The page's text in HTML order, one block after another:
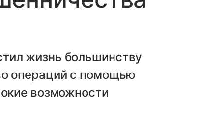
жизнь большинству
операций с помощью
возможности